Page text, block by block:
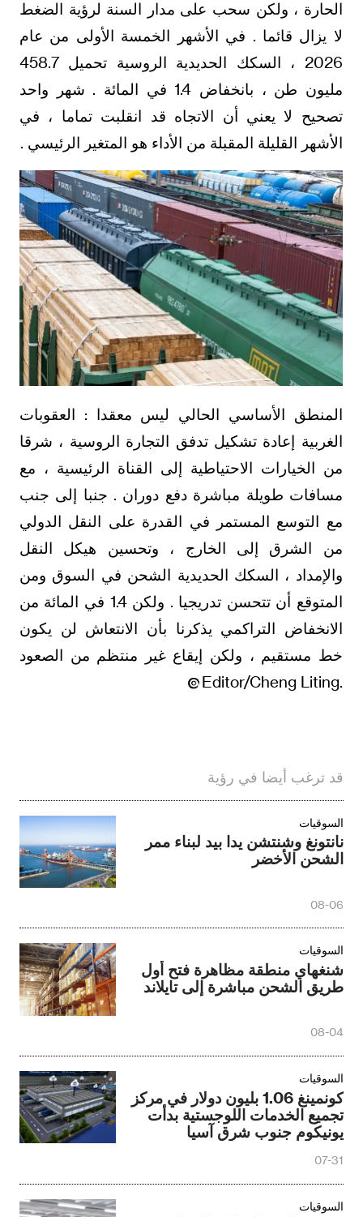
الحارة ، ولكن سحب على مدار السنة لرؤية الضغط
لا يزال قائما . في الأشهر الخمسة الأولى من عام
2026 ، السكك الحديدية الروسية تحميل 458.7
مليون طن ، بانخفاض 1.4 في المائة . شهر واحد
تصحيح لا يعني أن الاتجاه قد انقلبت تماما ، في
الأشهر القليلة المقبلة من الأداء هو المتغير الرئيسي .
المنطق الأساسي الحالي ليس معقدا : العقوبات
الغربية إعادة تشكيل تدفق التجارة الروسية ، شرقا
من الخيارات الاحتياطية إلى القناة الرئيسية ، مع
مسافات طويلة مباشرة دفع دوران . جنبا إلى جنب
مع التوسع المستمر في القدرة على النقل الدولي
من الشرق إلى الخارج ، وتحسين هيكل النقل
والإمداد ، السكك الحديدية الشحن في السوق ومن
المتوقع أن تتحسن تدريجيا . ولكن 1.4 في المائة من
الانخفاض التراكمي يذكرنا بأن الانتعاش لن يكون
خط مستقيم ، ولكن إيقاع غير منتظم من الصعود
.Editor/Cheng Liting
قد ترغب أيضا في رؤية
السوقيات
نانتونغ وشنتشن يدا بيد لبناء ممر
الشحن الأخضر
08-06
السوقيات
شنغهاي منطقة مظاهرة فتح أول
طريق الشحن مباشرة إلى تايلاند
08-04
السوقيات
كونمينغ 1.06 بليون دولار في مركز
تجميع الخدمات اللوجستية بدأت
يونيكوم جنوب شرق آسيا
07-31
السوقيات